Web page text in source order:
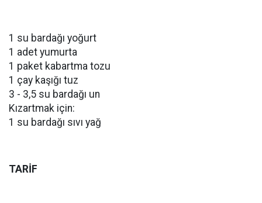
1 su bardağı yoğurt
1 adet yumurta
1 paket kabartma tozu
1 çay kaşığı tuz
3 - 3,5 su bardağı un
Kızartmak için:
1 su bardağı sıvı yağ
TARİF